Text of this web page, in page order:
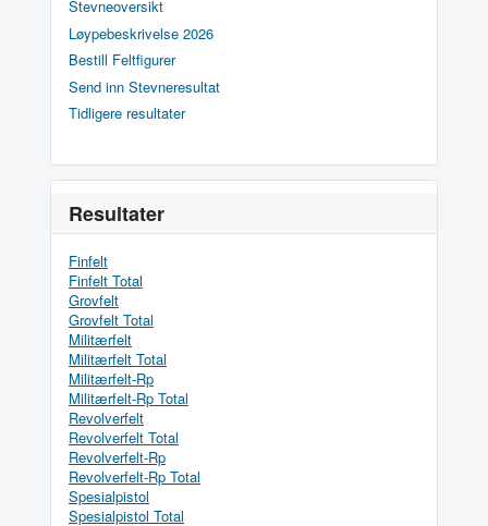
Stevneoversikt
Løypebeskrivelse 2026
Bestill Feltfigurer
Send inn Stevneresultat
Tidligere resultater
Resultater
Finfelt
Finfelt Total
Grovfelt
Grovfelt Total
Militærfelt
Militærfelt Total
Militærfelt-Rp
Militærfelt-Rp Total
Revolverfelt
Revolverfelt Total
Revolverfelt-Rp
Revolverfelt-Rp Total
Spesialpistol
Spesialpistol Total